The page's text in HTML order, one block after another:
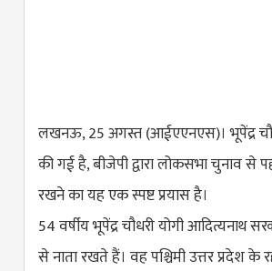
लखनऊ, 25 अगस्त (आईएएनएस)। भूपेंद्र
की गई है, बीजेपी द्वारा लोकसभा चुनाव से
रखने का यह एक स्पष्ट प्रयास है।
54 वर्षीय भूपेंद्र चौधरी योगी आदित्यनाथ
से नाता रखते हैं। वह पश्चिमी उत्तर प्रदेश के